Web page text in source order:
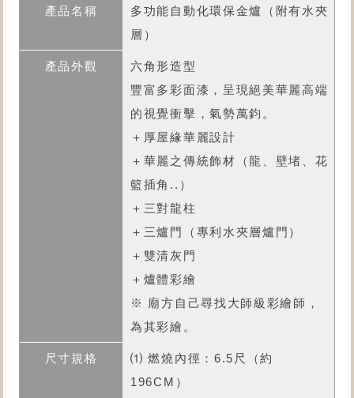
多功能自動化環保金爐
（附有水夾
層）
六角形造型
豐富多彩面漆，呈現絕美華麗高端
的視覺衝擊，氣勢萬鈞。
＋厚屋緣華麗設計
＋華麗之傳統飾材（龍、壁堵、花
籃插角..）
＋三對龍柱
＋三爐門（專利水夾層爐門）
＋雙清灰門
＋爐體彩繪
※ 廟方自己尋找大師級彩繪師，
為其彩繪。
⑴ 燃燒內徑：6.5尺（約
196CM）